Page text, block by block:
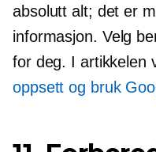
absolutt alt; det er
informasjon. Velg
for deg. I artikkelen
oppsett og bruk